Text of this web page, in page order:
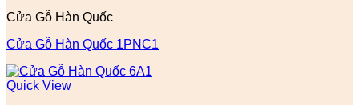
Cửa Gỗ Hàn Quốc
Cửa Gỗ Hàn Quốc 1PNC1
Quick View